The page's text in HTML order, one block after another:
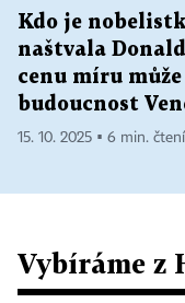
Kdo je
naštvala
cenu míru
budoucnost
15. 10. 2025 ▪ 6 min. čtení
Vybíráme z